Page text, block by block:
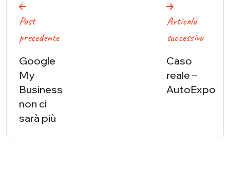
Navigazione
articoli
Post
precedente
Google
My
Business
non ci
sarà più
Articolo
successivo
Caso
reale –
AutoExpo